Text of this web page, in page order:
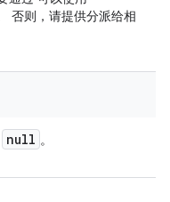
否则，请提供分派给相
null 。